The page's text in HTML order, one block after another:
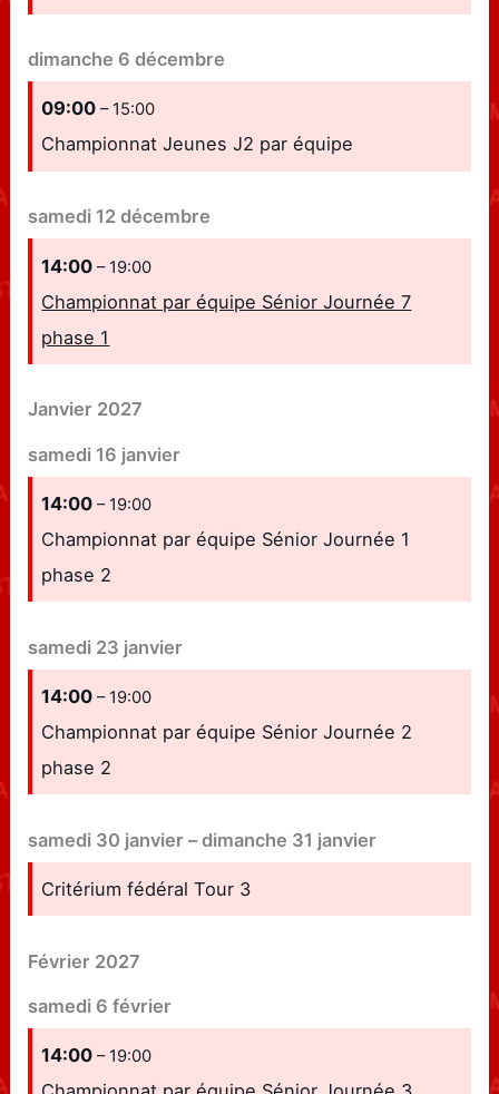
dimanche 6 décembre
09:00– 15:00
Championnat Jeunes J2 par équipe
samedi 12 décembre
14:00– 19:00
Championnat par équipe Sénior Journée 7
phase 1
Janvier 2027
samedi 16 janvier
14:00– 19:00
Championnat par équipe Sénior Journée 1
phase 2
samedi 23 janvier
14:00– 19:00
Championnat par équipe Sénior Journée 2
phase 2
samedi 30 janvier –dimanche 31 janvier
Critérium fédéral Tour 3
Février 2027
samedi 6 février
14:00– 19:00